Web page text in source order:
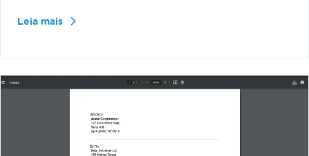
Leia mais